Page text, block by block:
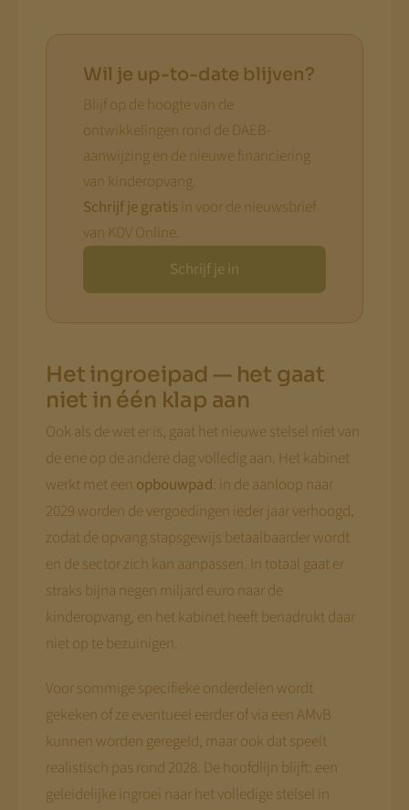
Wil je up-to-date blijven?
Blijf op de hoogte van de
ontwikkelingen rond de DAEB-
aanwijzing en de nieuwe financiering
van kinderopvang.
Schrijf je gratis in voor de nieuwsbrief
van KDV Online.
Schrijf je in
Het ingroeipad — het gaat
niet in één klap aan
Ook als de wet er is, gaat het nieuwe stelsel niet van
de ene op de andere dag volledig aan. Het kabinet
werkt met een opbouwpad: in de aanloop naar
2029 worden de vergoedingen ieder jaar verhoogd,
zodat de opvang stapsgewijs betaalbaarder wordt
en de sector zich kan aanpassen. In totaal gaat er
straks bijna negen miljard euro naar de
kinderopvang, en het kabinet heeft benadrukt daar
niet op te bezuinigen.
Voor sommige specifieke onderdelen wordt
gekeken of ze eventueel eerder of via een AMvB
kunnen worden geregeld, maar ook dat speelt
realistisch pas rond 2028. De hoofdlijn blijft: een
geleidelijke ingroei naar het volledige stelsel in